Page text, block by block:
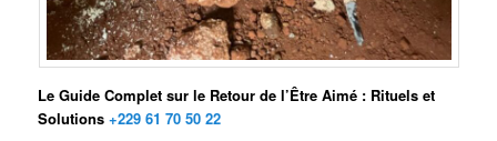
Le Guide Complet sur le Retour de l’Être Aimé : Rituels et
Solutions+229 61 70 50 22